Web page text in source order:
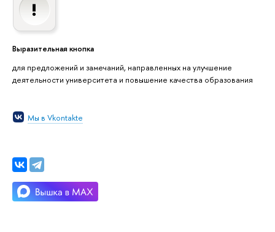
Выразительная кнопка
для предложений и замечаний, направленных на улучшение
деятельности университета и повышение качества образования
Мы в Vkontakte